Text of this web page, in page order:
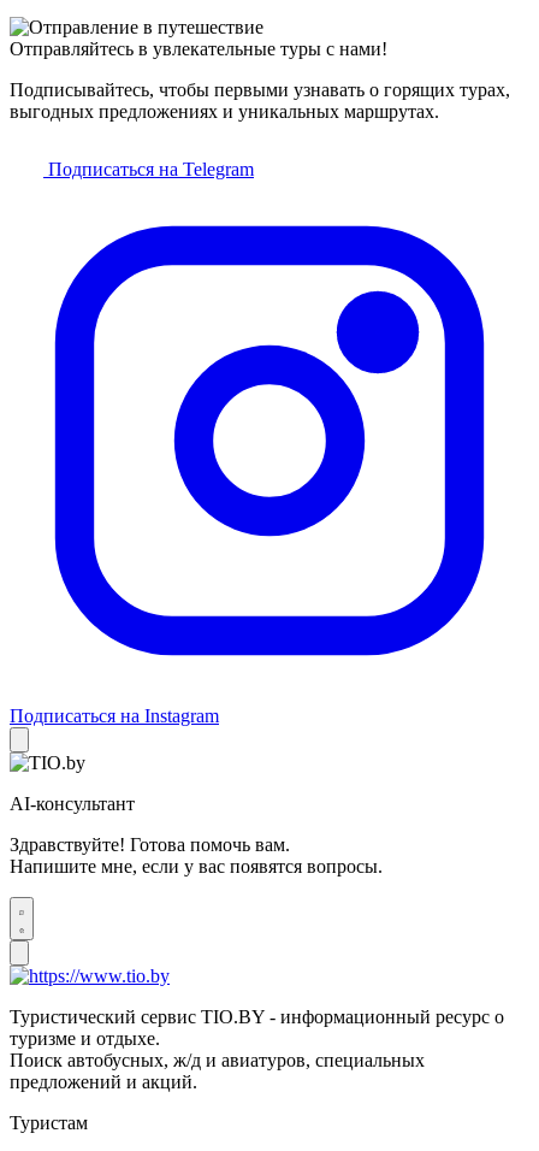
Отправляйтесь в увлекательные туры с нами!
Подписывайтесь, чтобы первыми узнавать о горящих турах,
выгодных предложениях и уникальных маршрутах.
Подписаться на Telegram
Подписаться на Instagram
AI-консультант
Здравствуйте! Готова помочь вам.
Напишите мне, если у вас появятся вопросы.
Туристический сервис TIO.BY - информационный ресурс о
туризме и отдыхе.
Поиск автобусных, ж/д и авиатуров, специальных
предложений и акций.
Туристам